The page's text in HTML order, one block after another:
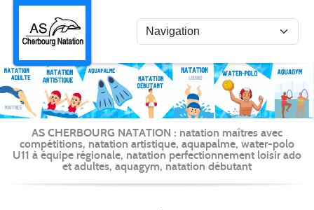
AS CHERBOURG NATATION : natation maîtres avec
compétitions, natation artistique, aquapalme, water-polo
U11 à équipe régionale, natation perfectionnement loisir ado
et adultes, aquagym, natation débutant
Panneau de gestion des cookies